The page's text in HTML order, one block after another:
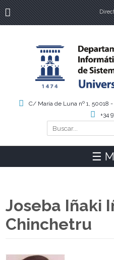
Formulario de
Buscar
C/ María de Luna nº 1, 50018
+34
☰
Joseba Iñaki
Chinchetru